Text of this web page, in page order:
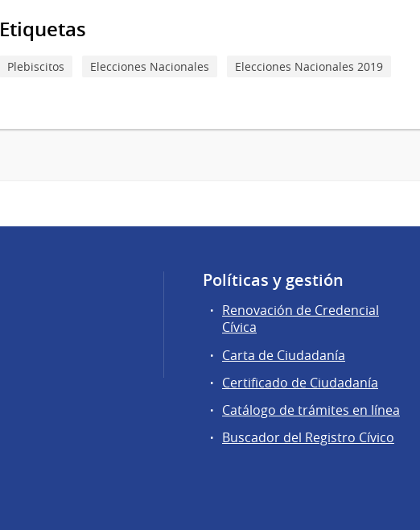
Etiquetas
Plebiscitos Elecciones Nacionales Elecciones Nacionales 2019
Políticas y gestión
Renovación de Credencial
Cívica
Carta de Ciudadanía
Certificado de Ciudadanía
Catálogo de trámites en línea
Buscador del Registro Cívico